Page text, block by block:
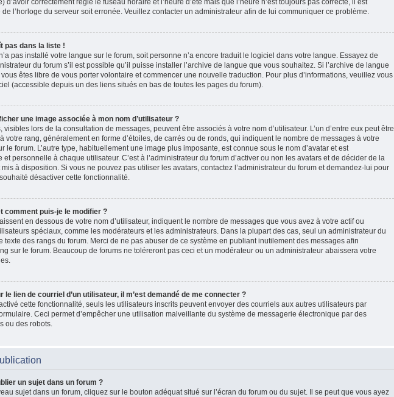
d’avoir correctement réglé le fuseau horaire et l’heure d’été mais que l’heure n’est toujours pas correcte, il est
de l’horloge du serveur soit erronée. Veuillez contacter un administrateur afin de lui communiquer ce problème.
pas dans la liste !
pas installé votre langue sur le forum, soit personne n’a encore traduit le logiciel dans votre langue. Essayez de
du forum s’il est possible qu’il puisse installer l’archive de langue que vous souhaitez. Si l’archive de langue
vous êtes libre de vous porter volontaire et commencer une nouvelle traduction. Pour plus d’informations, veuillez vous
(accessible depuis un des liens situés en bas de toutes les pages du forum).
une image associée à mon nom d’utilisateur ?
visibles lors de la consultation de messages, peuvent être associés à votre nom d’utilisateur. L’un d’entre eux peut être
votre rang, généralement en forme d’étoiles, de carrés ou de ronds, qui indiquent le nombre de messages à votre
le forum. L’autre type, habituellement une image plus imposante, est connue sous le nom d’avatar et est
personnelle à chaque utilisateur. C’est à l’administrateur du forum d’activer ou non les avatars et de décider de la
à disposition. Si vous ne pouvez pas utiliser les avatars, contactez l’administrateur du forum et demandez-lui pour
désactiver cette fonctionnalité.
comment puis-je le modifier ?
en dessous de votre nom d’utilisateur, indiquent le nombre de messages que vous avez à votre actif ou
spéciaux, comme les modérateurs et les administrateurs. Dans la plupart des cas, seul un administrateur du
texte des rangs du forum. Merci de ne pas abuser de ce système en publiant inutilement des messages afin
sur le forum. Beaucoup de forums ne toléreront pas ceci et un modérateur ou un administrateur abaissera votre
le lien de courriel d’un utilisateur, il m’est demandé de me connecter ?
cette fonctionnalité, seuls les utilisateurs inscrits peuvent envoyer des courriels aux autres utilisateurs par
Ceci permet d’empêcher une utilisation malveillante du système de messagerie électronique par des
ou des robots.
un sujet dans un forum ?
sujet dans un forum, cliquez sur le bouton adéquat situé sur l’écran du forum ou du sujet. Il se peut que vous ayez